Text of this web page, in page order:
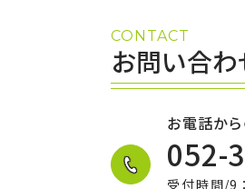
CONTACT
お問い合わ
お電話か
052-
受付時間/9